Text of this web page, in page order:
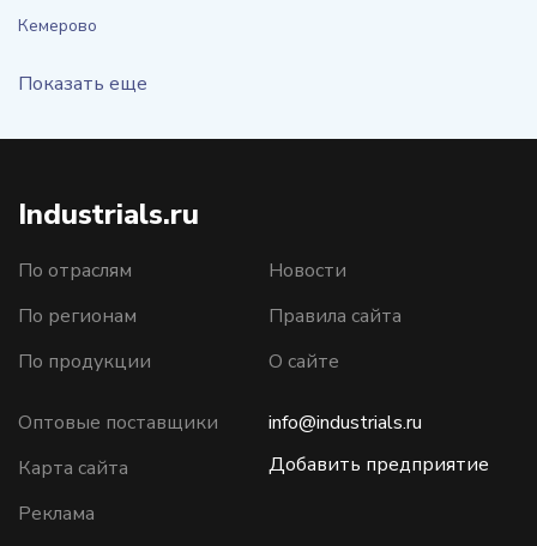
Кемерово
Показать еще
Industrials.ru
По отраслям
По регионам
По продукции
Новости
Правила сайта
О сайте
Оптовые поставщики
Карта сайта
Реклама
info@industrials.ru
Добавить предприятие